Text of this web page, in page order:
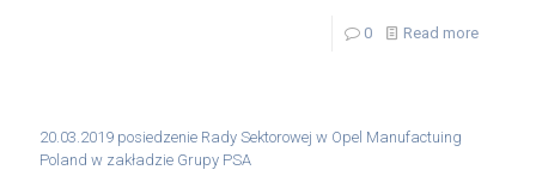
0 Read more
20.03.2019 posiedzenie Rady Sektorowej w Opel Manufactuing
Poland w zakładzie Grupy PSA